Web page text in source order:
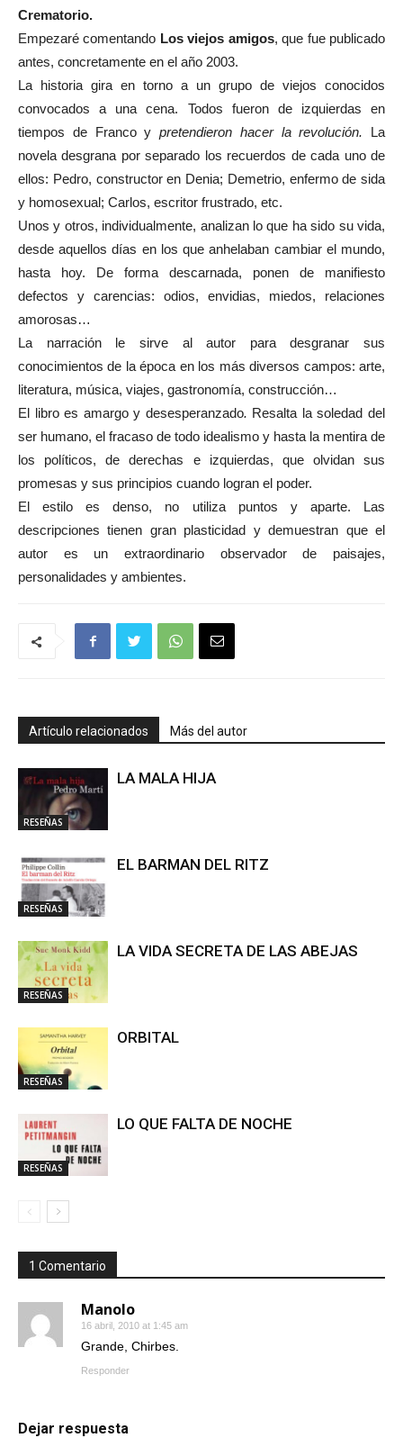
Crematorio.
Empezaré comentando Los viejos amigos, que fue publicado
antes, concretamente en el año 2003.
La historia gira en torno a un grupo de viejos conocidos
convocados a una cena. Todos fueron de izquierdas en
tiempos de Franco y pretendieron hacer la revolución. La
novela desgrana por separado los recuerdos de cada uno de
ellos: Pedro, constructor en Denia; Demetrio, enfermo de sida
y homosexual; Carlos, escritor frustrado, etc.
Unos y otros, individualmente, analizan lo que ha sido su vida,
desde aquellos días en los que anhelaban cambiar el mundo,
hasta hoy. De forma descarnada, ponen de manifiesto
defectos y carencias: odios, envidias, miedos, relaciones
amorosas…
La narración le sirve al autor para desgranar sus
conocimientos de la época en los más diversos campos: arte,
literatura, música, viajes, gastronomía, construcción…
El libro es amargo y desesperanzado. Resalta la soledad del
ser humano, el fracaso de todo idealismo y hasta la mentira de
los políticos, de derechas e izquierdas, que olvidan sus
promesas y sus principios cuando logran el poder.
El estilo es denso, no utiliza puntos y aparte. Las
descripciones tienen gran plasticidad y demuestran que el
autor es un extraordinario observador de paisajes,
personalidades y ambientes.
Artículo relacionados Más del autor
RESEÑAS
LA MALA HIJA
RESEÑAS
EL BARMAN DEL RITZ
RESEÑAS
LA VIDA SECRETA DE LAS ABEJAS
RESEÑAS
ORBITAL
RESEÑAS
LO QUE FALTA DE NOCHE
1 Comentario
Manolo
16 abril, 2010 at 1:45 am
Grande, Chirbes.
Responder
Dejar respuesta